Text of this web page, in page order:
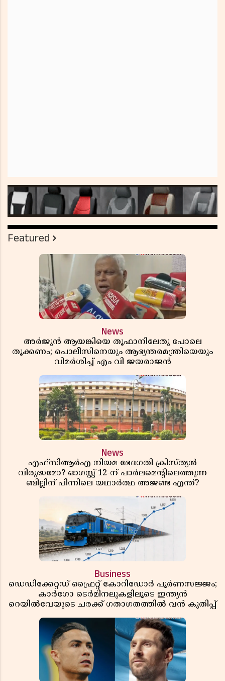
Featured
News
അർജുൻ ആയങ്കിയെ തൂഫാനിലേതു പോലെ
തൂക്കണം; പൊലീസിനെയും ആഭ്യന്തരമന്ത്രിയെയും
വിമർശിച്ച് എം വി ജയരാജൻ
News
എഫ്സിആർഎ നിയമ ഭേദഗതി ക്രിസ്ത്യൻ
വിരുദ്ധമോ? ഓഗസ്റ്റ് 12-ന് പാർലമെന്റിലെത്തുന്ന
ബില്ലിന് പിന്നിലെ യഥാർത്ഥ അജണ്ട എന്ത്?
Business
ഡെഡിക്കേറ്റഡ് ഫ്രൈറ്റ് കോറിഡോർ പൂർണസജ്ജം;
കാർഗോ ടെർമിനലുകളിലൂടെ ഇന്ത്യൻ
റെയിൽവേയുടെ ചരക്ക് ഗതാഗതത്തിൽ വൻ കുതിപ്പ്